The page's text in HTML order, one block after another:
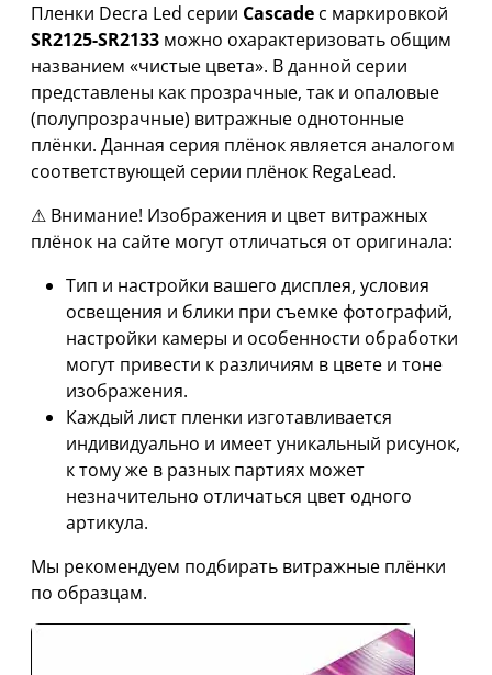
Пленки Decra Led серии Cascade с маркировкой
SR2125-SR2133 можно охарактеризовать общим
названием «чистые цвета». В данной серии
представлены как прозрачные, так и опаловые
(полупрозрачные) витражные однотонные
плёнки. Данная серия плёнок является аналогом
соответствующей серии плёнок RegaLead.
⚠ Внимание! Изображения и цвет витражных
плёнок на сайте могут отличаться от оригинала:
Тип и настройки вашего дисплея, условия
освещения и блики при съемке фотографий,
настройки камеры и особенности обработки
могут привести к различиям в цвете и тоне
изображения.
Каждый лист пленки изготавливается
индивидуально и имеет уникальный рисунок,
к тому же в разных партиях может
незначительно отличаться цвет одного
артикула.
Мы рекомендуем подбирать витражные плёнки
по образцам.